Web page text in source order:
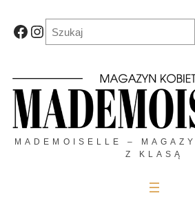
treściFacebook
Instagram
MADEMOISELLE –
Z KLASĄ